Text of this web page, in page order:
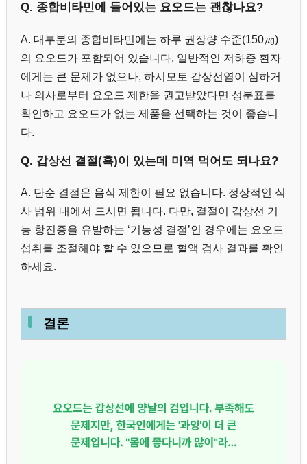
Q. 종합비타민에 들어있는 요오드는 괜찮나요?
A. 대부분의 종합비타민에는 하루 권장량 수준(150㎍)
의 요오드가 포함되어 있습니다. 일반적인 저하증 환자
에게는 큰 문제가 없으나, 하시모토 갑상선염이 심하거
나 의사로부터 요오드 제한을 권고받았다면 성분표를
확인하고 요오드가 없는 제품을 선택하는 것이 좋습니
다.
Q. 갑상선 결절(혹)이 있는데 미역 먹어도 되나요?
A. 단순 결절은 음식 제한이 필요 없습니다. 정상적인 식
사 범위 내에서 드시면 됩니다. 다만, 결절이 갑상선 기
능 항진증을 유발하는 ‘기능성 결절’인 경우에는 요오드
섭취를 조절해야 할 수 있으므로 혈액 검사 결과를 확인
하세요.
결론